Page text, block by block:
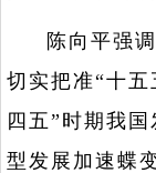
陈向平强
切实把准“十
四五”时期我
型发展加速蝶